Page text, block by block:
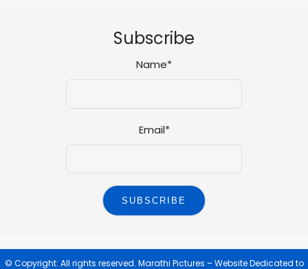
Subscribe
Name*
Email*
© Copyright: All rights reserved. Marathi Pictures – Website Dedicated to